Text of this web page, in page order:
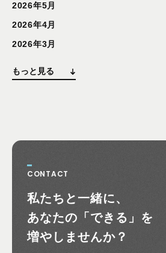
2026年5月
2026年4月
2026年3月
もっと見る
CONTACT
私たちと一緒に、
あなたの 「できる」を
増やしませんか？